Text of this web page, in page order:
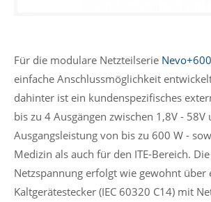
Für die modulare Netzteilserie Nevo+600
einfache Anschlussmöglichkeit
dahinter ist ein kundenspezifisches
bis zu 4 Ausgängen zwischen 1,8V - 58V
Ausgangsleistung von bis zu 600 W -
Medizin als auch für den ITE-Bereich.
Netzspannung erfolgt wie gewohnt über
Kaltgerätestecker (IEC 60320 C14) mit